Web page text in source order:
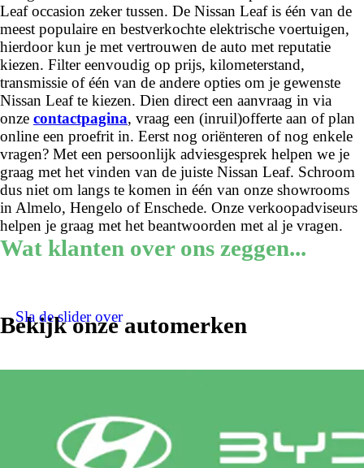
Leaf occasion zeker tussen. De Nissan Leaf is één van de
meest populaire en bestverkochte elektrische voertuigen,
hierdoor kun je met vertrouwen de auto met reputatie
kiezen. Filter eenvoudig op prijs, kilometerstand,
transmissie of één van de andere opties om je gewenste
Nissan Leaf te kiezen. Dien direct een aanvraag in via
onze contactpagina, vraag een (inruil)offerte aan of plan
online een proefrit in. Eerst nog oriënteren of nog enkele
vragen? Met een persoonlijk adviesgesprek helpen we je
graag met het vinden van de juiste Nissan Leaf. Schroom
dus niet om langs te komen in één van onze showrooms
in Almelo, Hengelo of Enschede. Onze verkoopadviseurs
helpen je graag met het beantwoorden met al je vragen.
Wat klanten over ons zeggen...
Bekijk onze automerken
Sla de slider over